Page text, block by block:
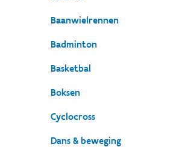
Baanwielrennen
Badminton
Basketbal
Boksen
Cyclocross
Dans & beweging